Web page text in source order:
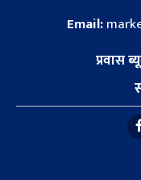
Email:
प्रवास